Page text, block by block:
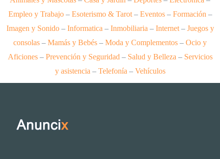
Empleo y Trabajo– Esoterismo & Tarot– Eventos– Formación –
Imagen y Sonido– Informatica – Inmobiliaria – Internet– Juegos y
consolas – Mamás y Bebés – Moda y Complementos – Ocio y
Aficiones– Prevención y Seguridad – Salud y Belleza – Servicios
y asistencia – Telefonía – Vehículos